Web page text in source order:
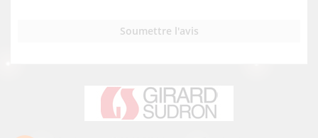
Soumettre l'avis